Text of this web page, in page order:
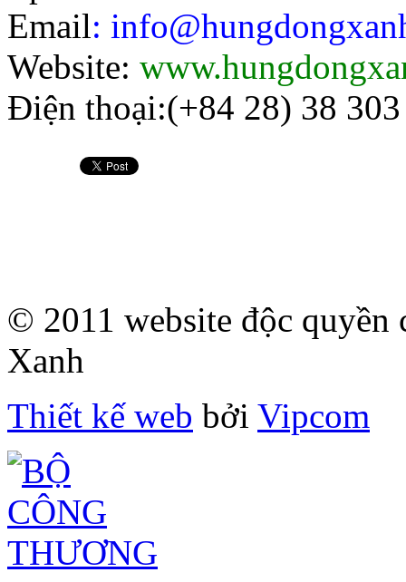
Email:
Website:
Điện thoại:(+84 28) 38
© 2011 website độc
Xanh
Thiết kế web bởi Vipcom